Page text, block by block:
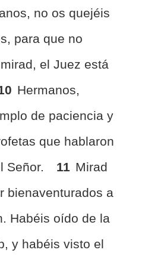
no os quejéis
para que no
el Juez está
Hermanos,
de paciencia y
que hablaron
Señor.
11 Mirad
bienaventurados a
Habéis oído de la
y habéis visto el